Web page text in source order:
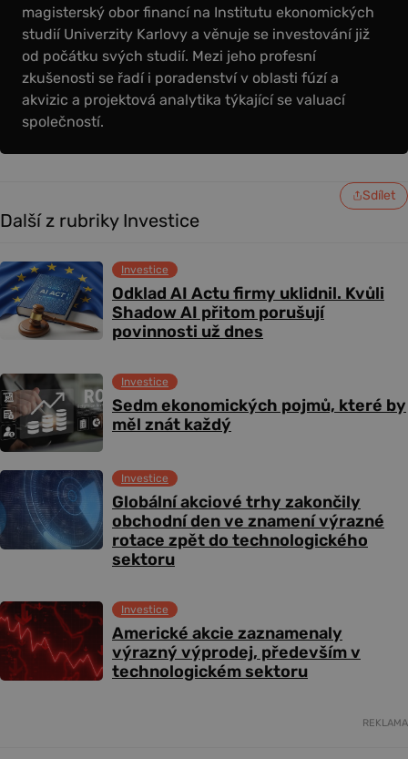
magisterský obor financí na Institutu ekonomických
studií Univerzity Karlovy a věnuje se investování již
od počátku svých studií. Mezi jeho profesní
zkušenosti se řadí i poradenství v oblasti fúzí a
akvizic a projektová analytika týkající se valuací
společností.
Sdílet
Další z rubriky Investice
Odklad AI Actu firmy uklidnil. Kvůli
Shadow AI přitom porušují
povinnosti už dnes
Investice
Sedm ekonomických pojmů, které by
měl znát každý
Investice
Globální akciové trhy zakončily
obchodní den ve znamení výrazné
rotace zpět do technologického
sektoru
Investice
Americké akcie zaznamenaly
výrazný výprodej, především v
technologickém sektoru
Investice
REKLAMA